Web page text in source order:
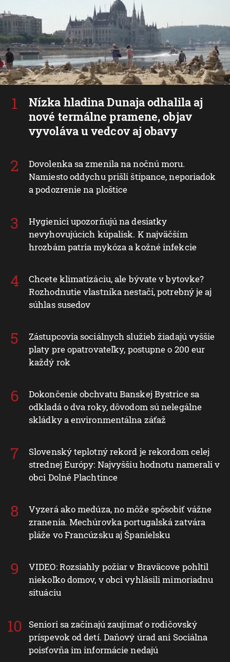
Nízka hladina Dunaja odhalila aj
nové termálne pramene, objav
vyvoláva u vedcov aj obavy
Dovolenka sa zmenila na nočnú moru.
Namiesto oddychu prišli štípance, neporiadok
a podozrenie na ploštice
Hygienici upozorňujú na desiatky
nevyhovujúcich kúpalísk. K najväčším
hrozbám patria mykóza a kožné infekcie
Chcete klimatizáciu, ale bývate v bytovke?
Rozhodnutie vlastníka nestačí, potrebný je aj
súhlas susedov
Zástupcovia sociálnych služieb žiadajú vyššie
platy pre opatrovateľky, postupne o 200 eur
každý rok
Dokončenie obchvatu Banskej Bystrice sa
odkladá o dva roky, dôvodom sú nelegálne
skládky a environmentálna záťaž
Slovenský teplotný rekord je rekordom celej
strednej Európy: Najvyššiu hodnotu namerali v
obci Dolné Plachtince
Vyzerá ako medúza, no môže spôsobiť vážne
zranenia. Mechúrovka portugalská zatvára
pláže vo Francúzsku aj Španielsku
VIDEO: Rozsiahly požiar v Braväcove pohltil
niekoľko domov, v obci vyhlásili mimoriadnu
situáciu
Seniori sa začínajú zaujímať o rodičovský
príspevok od detí. Daňový úrad ani Sociálna
poisťovňa im informácie nedajú